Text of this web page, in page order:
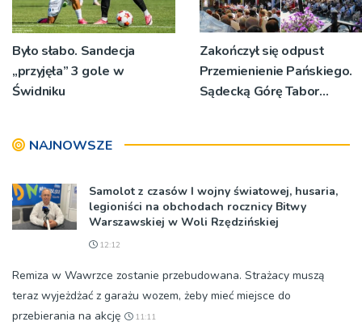
Było słabo. Sandecja
„przyjęła” 3 gole w
Świdniku
Zakończył się odpust
Przemienienie Pańskiego.
Sądecką Górę Tabor
NAJNOWSZE
Samolot z czasów I wojny światowej, husaria,
legioniści na obchodach rocznicy Bitwy
Warszawskiej w Woli Rzędzińskiej
12:12
Remiza w Wawrzce zostanie przebudowana. Strażacy muszą
teraz wyjeżdżać z garażu wozem, żeby mieć miejsce do
przebierania na akcję
11:11